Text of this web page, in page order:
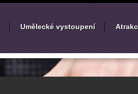
Umělecké vystoupení